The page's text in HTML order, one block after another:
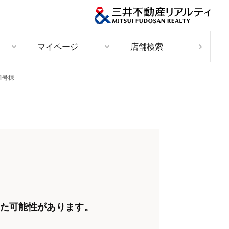
マイページ 店舗検索
号棟
可能性があります。